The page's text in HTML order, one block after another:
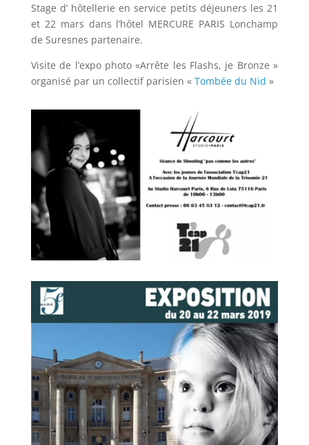
Stage d’ hôtellerie en service petits déjeuners les 21
et 22 mars dans l’hôtel MERCURE PARIS Lonchamp
de Suresnes partenaire.
Visite de l’expo photo «Arrête les Flashs, je Bronze »
organisé par un collectif parisien « Tombée du Nid »